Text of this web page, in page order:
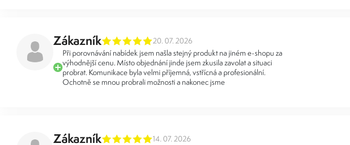
Zákazník 20. 07. 2026
Při porovnávání nabídek jsem našla stejný produkt na jiném e-shopu za
výhodnější cenu. Místo objednání jinde jsem zkusila zavolat a situaci
probrat. Komunikace byla velmi příjemná, vstřícná a profesionální.
Ochotně se mnou probrali možnosti a nakonec jsme
Zákazník 14. 07. 2026